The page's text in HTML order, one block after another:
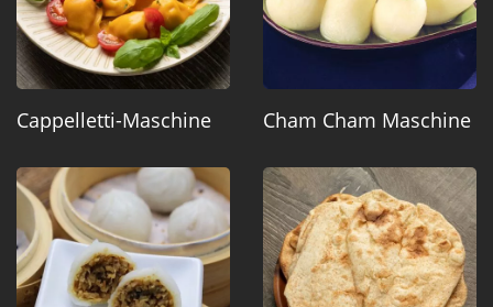
Cappelletti-Maschine Cham Cham Maschine